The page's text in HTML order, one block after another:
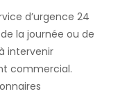
d’urgence 24
la journée ou de
intervenir
commercial.